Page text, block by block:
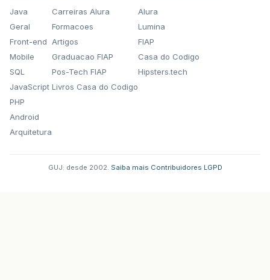
Java
Geral
Front-end
Mobile
SQL
JavaScript
PHP
Android
Arquitetura
Carreiras Alura
Formacoes
Artigos
Graduacao FIAP
Pos-Tech FIAP
Livros Casa do Codigo
Alura
Lumina
FIAP
Casa do Codigo
Hipsters.tech
GUJ: desde 2002. Saiba mais Contribuidores LGPD